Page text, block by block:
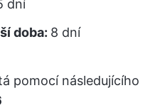
dní
doba: 8 dní
pomocí následujícího